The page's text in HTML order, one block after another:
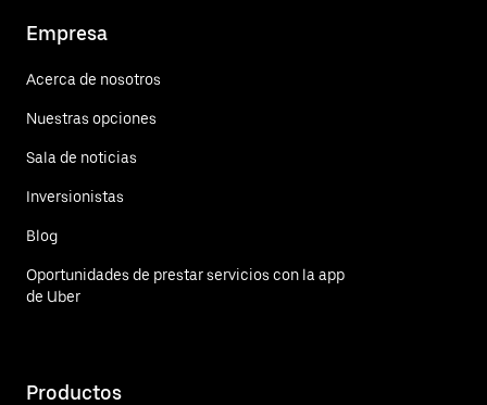
Empresa
Acerca de nosotros
Nuestras opciones
Sala de noticias
Inversionistas
Blog
Oportunidades de prestar servicios con la app
de Uber
Productos